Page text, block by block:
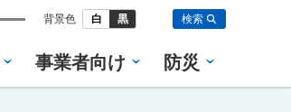
背景色 白 黒 検索
事業者向け 防災